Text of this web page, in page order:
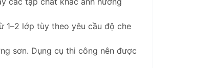
1–2 lớp tùy theo yêu cầu độ che
sơn. Dụng cụ thi công nên được